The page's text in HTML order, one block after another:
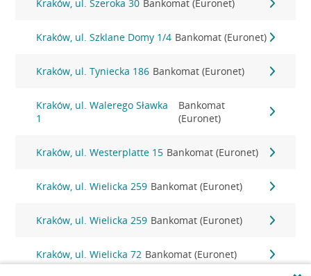
Kraków, ul. Szeroka 30 Bankomat (Euronet)
Kraków, ul. Szklane Domy 1/4 Bankomat (Euronet)
Kraków, ul. Tyniecka 186 Bankomat (Euronet)
Kraków, ul. Walerego Sławka
1
Bankomat
(Euronet)
Kraków, ul. Westerplatte 15 Bankomat (Euronet)
Kraków, ul. Wielicka 259 Bankomat (Euronet)
Kraków, ul. Wielicka 259 Bankomat (Euronet)
Kraków, ul. Wielicka 72 Bankomat (Euronet)